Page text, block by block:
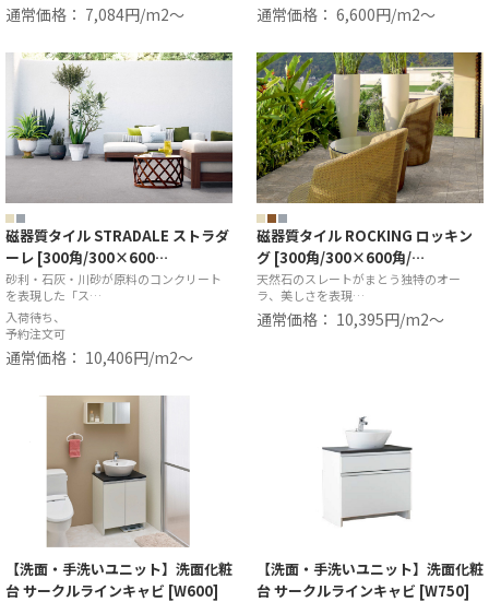
通常価格： 7,084円/m2〜 通常価格： 6,600円/m2〜
磁器質タイル STRADALE ストラダ
ーレ [300角/300×600…
砂利・石灰・川砂が原料のコンクリート
を表現した「ス…
入荷待ち、
予約注文可
通常価格： 10,406円/m2〜
磁器質タイル ROCKING ロッキン
グ [300角/300×600角/…
天然石のスレートがまとう独特のオー
ラ、美しさを表現…
通常価格： 10,395円/m2〜
【洗面・手洗いユニット】洗面化粧
台 サークルラインキャビ [W600]
【洗面・手洗いユニット】洗面化粧
台 サークルラインキャビ [W750]